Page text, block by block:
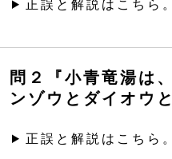
正誤と解説はこちら。
問２『小青竜湯は
ンゾウとダイオウ
正誤と解説はこちら。